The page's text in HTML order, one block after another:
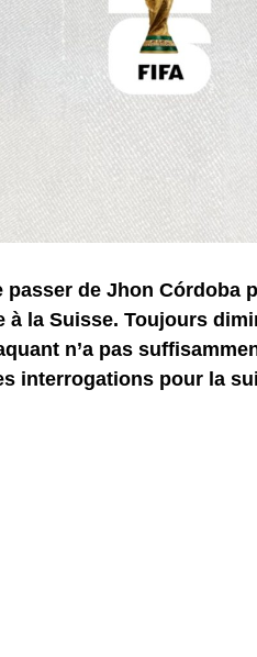
passer de Jhon Córdoba
à la Suisse. Toujours
n’a pas
interrogations pour la